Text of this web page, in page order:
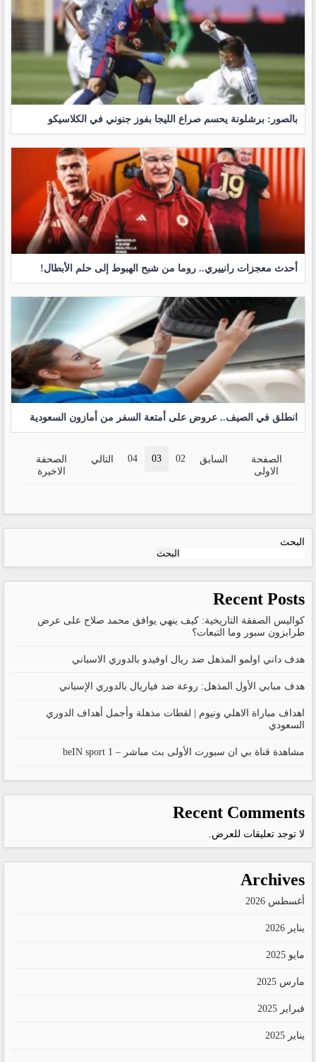
بالصور: برشلونة يحسم صراع الليجا بفوز جنوني في الكلاسيكو
أحدث معجزات رانييري.. روما من شبح الهبوط إلى حلم الأبطال!
انطلق في الصيف.. عروض على أمتعة السفر من أمازون السعودية
الصفحة
الاولى
السابق 02
03
04 التالي
الصحفة
الاخيرة
البحث
البحث
Recent Posts
كواليس الصفقة التاريخية: كيف ينهي يوافق محمد صلاح على عرض
طرابزون سبور وما التبعات؟
هدف داني اولمو المذهل ضد ريال اوفيدو بالدوري الاسباني
هدف مبابي الأول المذهل: روعة ضد فياريال بالدوري الإسباني
اهداف مباراة الاهلي ونيوم | لقطات مذهلة وأجمل أهداف الدوري
السعودي
مشاهدة قناة بي ان سبورت الأولى بث مباشر – beIN sport 1
Recent Comments
لا توجد تعليقات للعرض.
Archives
أغسطس 2026
يناير 2026
مايو 2025
مارس 2025
فبراير 2025
يناير 2025